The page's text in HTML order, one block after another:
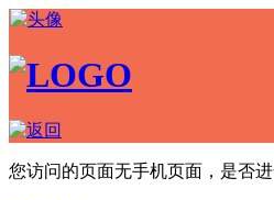
您访问的页面无手机页面，是否